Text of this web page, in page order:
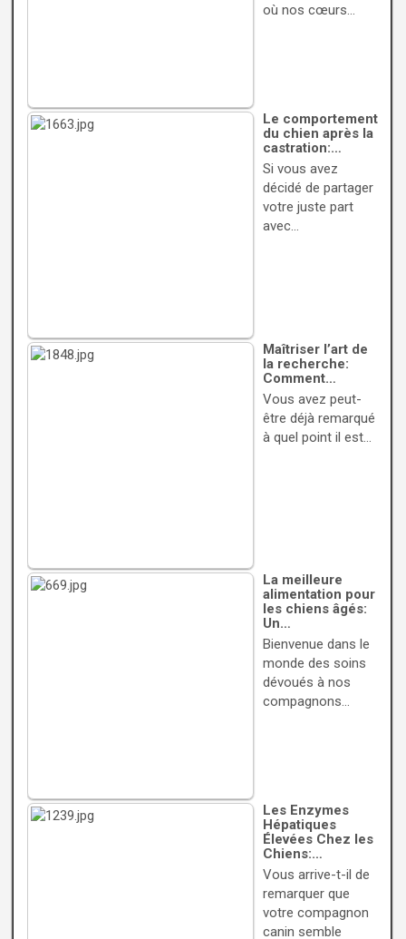
où nos cœurs…
Le comportement
du chien après la
castration:…
Si vous avez
décidé de partager
votre juste part
avec…
Maîtriser l’art de
la recherche:
Comment…
Vous avez peut-
être déjà remarqué
à quel point il est…
La meilleure
alimentation pour
les chiens âgés:
Un…
Bienvenue dans le
monde des soins
dévoués à nos
compagnons…
Les Enzymes
Hépatiques
Élevées Chez les
Chiens:…
Vous arrive-t-il de
remarquer que
votre compagnon
canin semble